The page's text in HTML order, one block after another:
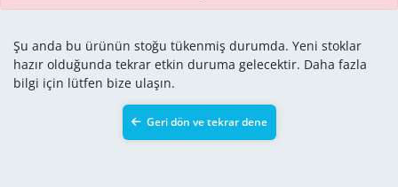
Şu anda bu ürünün stoğu tükenmiş durumda. Yeni stoklar
hazır olduğunda tekrar etkin duruma gelecektir. Daha fazla
bilgi için lütfen bize ulaşın.
Geri dön ve tekrar dene